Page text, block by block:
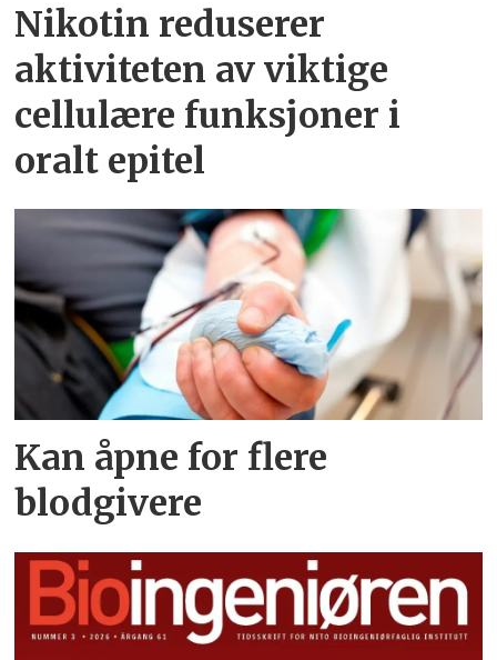
Nikotin reduserer
aktiviteten av viktige
cellulære funksjoner i
oralt epitel
Kan åpne for flere
blodgivere